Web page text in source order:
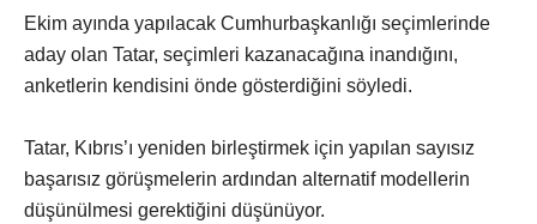
Ekim ayında yapılacak Cumhurbaşkanlığı seçimlerinde
aday olan Tatar, seçimleri kazanacağına inandığını,
anketlerin kendisini önde gösterdiğini söyledi.
Tatar, Kıbrıs’ı yeniden birleştirmek için yapılan sayısız
başarısız görüşmelerin ardından alternatif modellerin
düşünülmesi gerektiğini düşünüyor.